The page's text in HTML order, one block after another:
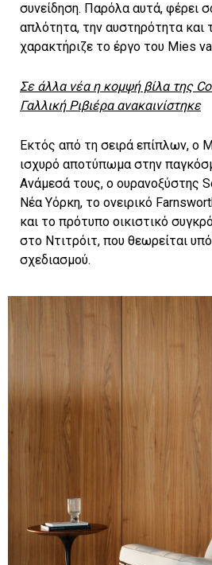
συνείδηση. Παρόλα αυτά, φέρει
απλότητα, την αυστηρότητα και
χαρακτήριζε το έργο του Mies
Σε άλλα νέα η κομψή βίλα της
Γαλλική Ριβιέρα ανακαινίστηκε
Εκτός από τη σειρά επίπλων, ο
ισχυρό αποτύπωμα στην
Ανάμεσά τους, ο ουρανοξύστης
Νέα Υόρκη, το ονειρικό
και το πρότυπο οικιστικό
στο Ντιτρόιτ, που θεωρείται
σχεδιασμού.